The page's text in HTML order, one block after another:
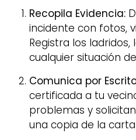
Recopila Evidencia:
incidente con fotos,
Registra los
cualquier situación
Comunica por
certificada a tu
problemas y
una copia de la